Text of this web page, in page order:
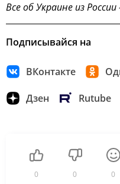
Все об Украине из
Подписывайся на
ВКонтакте
Дзен Rutube
0 0 0